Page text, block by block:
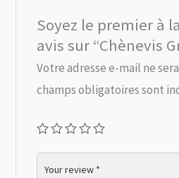
Soyez le premier à
avis sur “Chènevis
Votre adresse e-mail ne
champs obligatoires sont